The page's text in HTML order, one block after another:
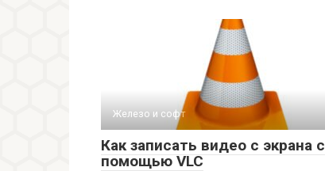
Железо и софт
Как записать видео с экрана с
помощью VLC